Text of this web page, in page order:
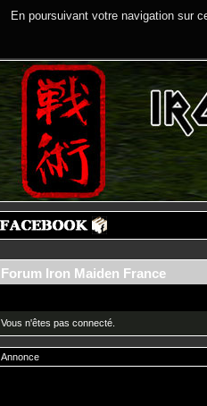
En poursuivant votre navigation sur
Forum Iron Maiden France
Vous n'êtes pas connecté.
Annonce